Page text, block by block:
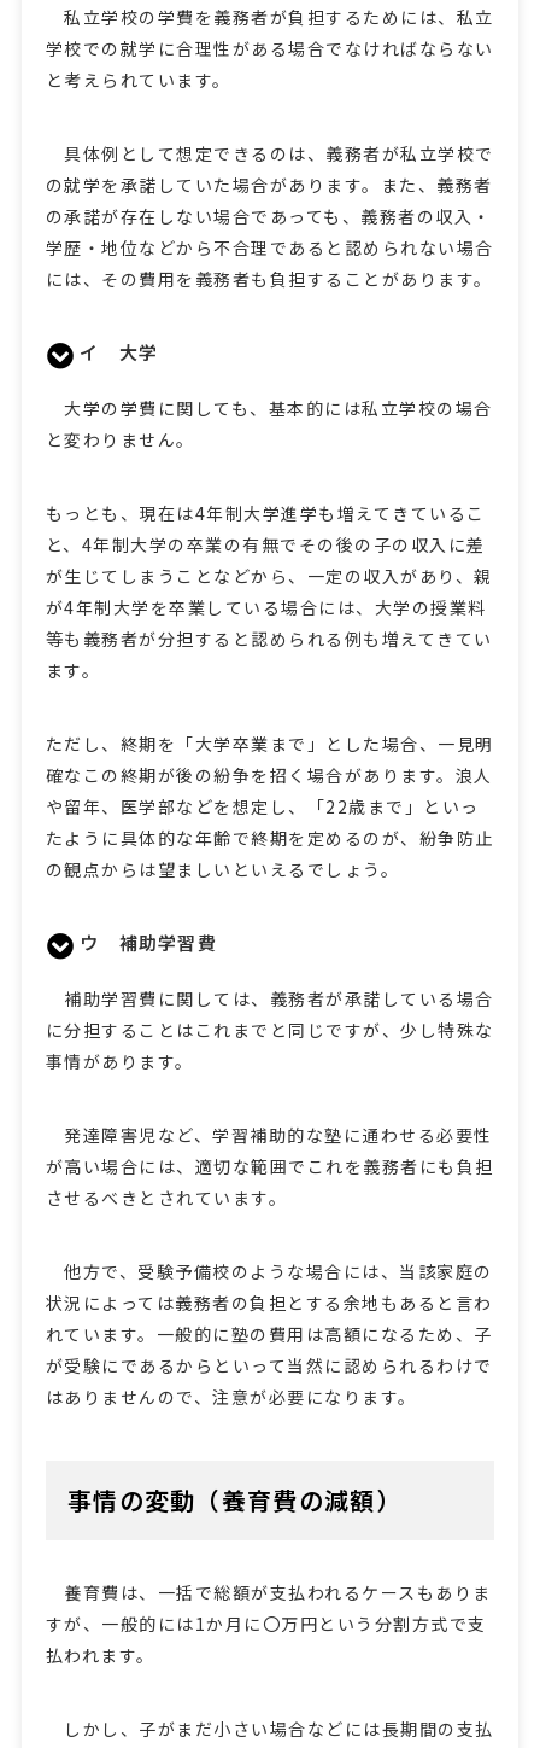
私立学校の学費を義務者が負担するためには、私立
学校での就学に合理性がある場合でなければならない
と考えられています。
具体例として想定できるのは、義務者が私立学校で
の就学を承諾していた場合があります。また、義務者
の承諾が存在しない場合であっても、義務者の収入・
学歴・地位などから不合理であると認められない場合
には、その費用を義務者も負担することがあります。
イ 大学
大学の学費に関しても、基本的には私立学校の場合
と変わりません。
もっとも、現在は4年制大学進学も増えてきているこ
と、4年制大学の卒業の有無でその後の子の収入に差
が生じてしまうことなどから、一定の収入があり、親
が4年制大学を卒業している場合には、大学の授業料
等も義務者が分担すると認められる例も増えてきてい
ます。
ただし、終期を「大学卒業まで」とした場合、一見明
確なこの終期が後の紛争を招く場合があります。浪人
や留年、医学部などを想定し、「22歳まで」といっ
たように具体的な年齢で終期を定めるのが、紛争防止
の観点からは望ましいといえるでしょう。
ウ 補助学習費
補助学習費に関しては、義務者が承諾している場合
に分担することはこれまでと同じですが、少し特殊な
事情があります。
発達障害児など、学習補助的な塾に通わせる必要性
が高い場合には、適切な範囲でこれを義務者にも負担
させるべきとされています。
他方で、受験予備校のような場合には、当該家庭の
状況によっては義務者の負担とする余地もあると言わ
れています。一般的に塾の費用は高額になるため、子
が受験にであるからといって当然に認められるわけで
はありませんので、注意が必要になります。
事情の変動（養育費の減額）
養育費は、一括で総額が支払われるケースもありま
すが、一般的には1か月に〇万円という分割方式で支
払われます。
しかし、子がまだ小さい場合などには長期間の支払